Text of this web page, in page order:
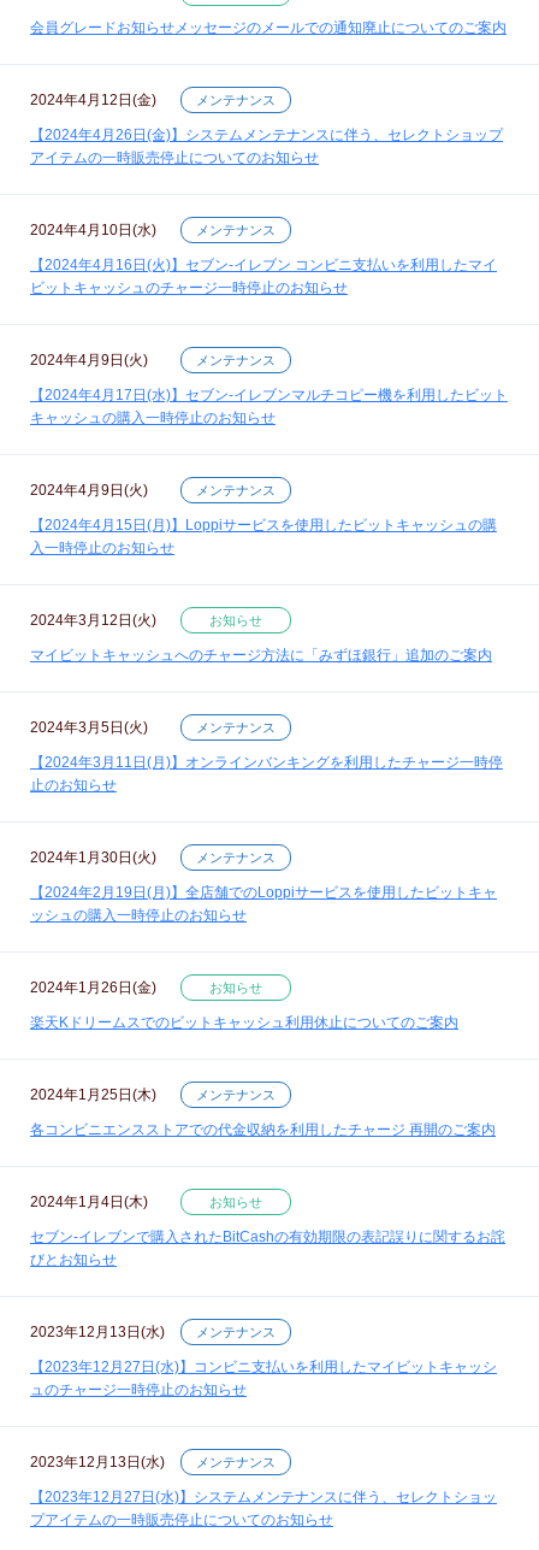
会員グレードお知らせメッセージのメールでの通知廃止についてのご案内
2024年4月12日(金) メンテナンス
【2024年4月26日(金)】システムメンテナンスに伴う、セレクトショップ
アイテムの一時販売停止についてのお知らせ
2024年4月10日(水) メンテナンス
【2024年4月16日(火)】セブン‐イレブン コンビニ支払いを利用したマイ
ビットキャッシュのチャージ一時停止のお知らせ
2024年4月9日(火) メンテナンス
【2024年4月17日(水)】セブン‐イレブンマルチコピー機を利用したビット
キャッシュの購入一時停止のお知らせ
2024年4月9日(火) メンテナンス
【2024年4月15日(月)】Loppiサービスを使用したビットキャッシュの購
入一時停止のお知らせ
2024年3月12日(火) お知らせ
マイビットキャッシュへのチャージ方法に「みずほ銀行」追加のご案内
2024年3月5日(火) メンテナンス
【2024年3月11日(月)】オンラインバンキングを利用したチャージ一時停
止のお知らせ
2024年1月30日(火) メンテナンス
【2024年2月19日(月)】全店舗でのLoppiサービスを使用したビットキャ
ッシュの購入一時停止のお知らせ
2024年1月26日(金) お知らせ
楽天Kドリームスでのビットキャッシュ利用休止についてのご案内
2024年1月25日(木) メンテナンス
各コンビニエンスストアでの代金収納を利用したチャージ 再開のご案内
2024年1月4日(木) お知らせ
セブン‐イレブンで購入されたBitCashの有効期限の表記誤りに関するお詫
びとお知らせ
2023年12月13日(水) メンテナンス
【2023年12月27日(水)】コンビニ支払いを利用したマイビットキャッシ
ュのチャージ一時停止のお知らせ
2023年12月13日(水) メンテナンス
【2023年12月27日(水)】システムメンテナンスに伴う、セレクトショッ
プアイテムの一時販売停止についてのお知らせ